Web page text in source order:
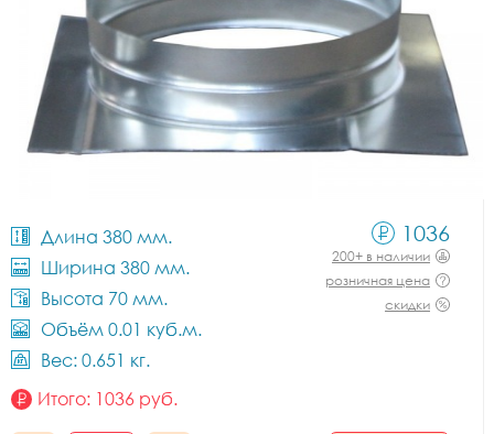
Длина 380 мм.
Ширина 380 мм.
Высота 70 мм.
Объём 0.01 куб.м.
Вес: 0.651 кг.
1036
200+ в наличии
розничная цена
скидки
Итого: 1036 руб.